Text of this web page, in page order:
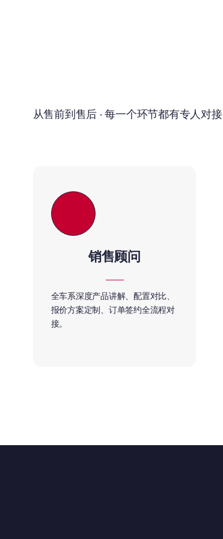
从售前到售后 · 每一个环节都有专人对接
销售顾问
全车系深度产品讲解、配置对比、
报价方案定制、订单签约全流程对
接。